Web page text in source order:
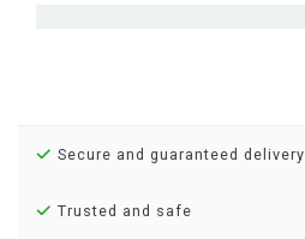
Secure and guaranteed delivery
Trusted and safe